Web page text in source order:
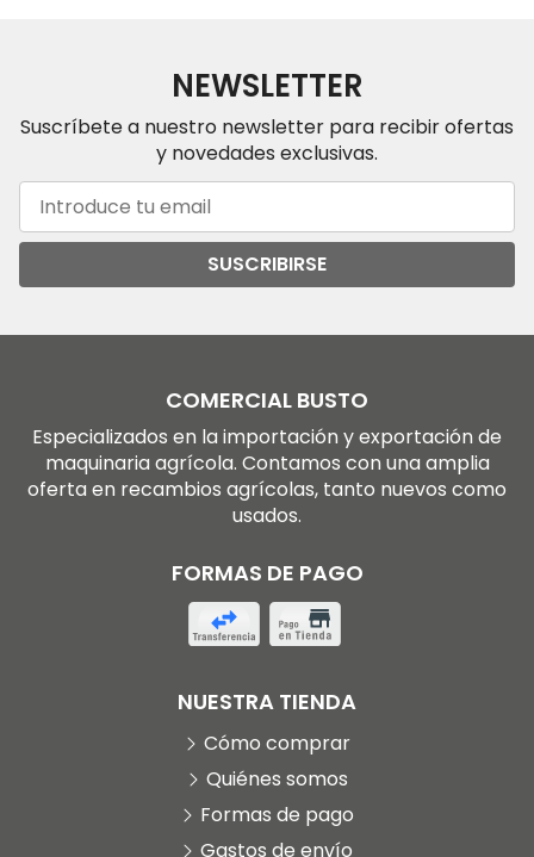
NEWSLETTER
Suscríbete a nuestro newsletter para recibir ofertas
y novedades exclusivas.
SUSCRIBIRSE
COMERCIAL BUSTO
Especializados en la importación y exportación de
maquinaria agrícola. Contamos con una amplia
oferta en recambios agrícolas, tanto nuevos como
usados.
FORMAS DE PAGO
NUESTRA TIENDA
Cómo comprar
Quiénes somos
Formas de pago
Gastos de envío